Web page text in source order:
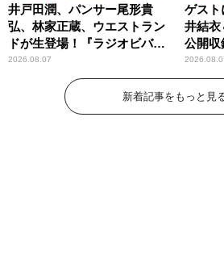
井戸田潤、パンサー尾形貴
弘、林家正蔵、ウエストラン
ドが生登場！『ラジオビバリ
ー昼ズ』
2026.08.07
ゲスト
井結衣
公開収
新着記事をもっと見